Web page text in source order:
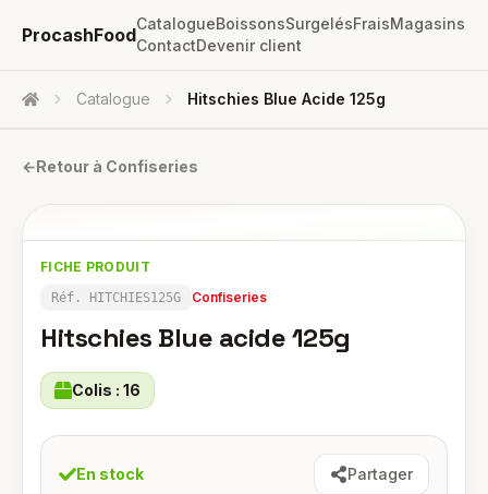
ProcashFood
CatalogueBoissonsSurgelésFraisMagasins
ContactDevenir client
Accueil Catalogue Hitschies Blue Acide 125g
←Retour à Confiseries
FICHE PRODUIT
Réf. HITCHIES125G Confiseries
Hitschies Blue acide 125g
Colis : 16
En stock Partager